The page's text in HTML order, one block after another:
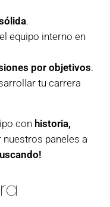
.
equipo interno en
por objetivos.
tu carrera
con historia,
nuestros paneles a